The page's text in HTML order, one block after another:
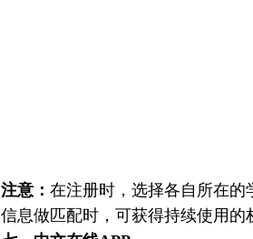
注意： 在注册时，选择各自所在的
信息做匹配时，可获得持续使用的